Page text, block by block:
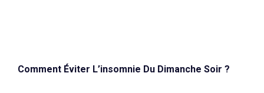
Comment Éviter L’insomnie Du Dimanche Soir ?